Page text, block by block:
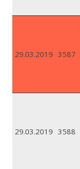
29.03.2019 3587
29.03.2019 3588